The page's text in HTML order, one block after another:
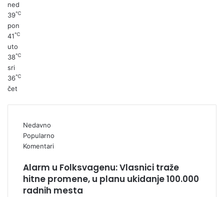
ned
39℃
pon
41℃
uto
38℃
sri
36℃
čet
Nedavno
Popularno
Komentari
Alarm u Folksvagenu: Vlasnici traže
hitne promene, u planu ukidanje 100.000
radnih mesta